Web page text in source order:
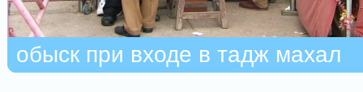
обыск при входе в тадж махал